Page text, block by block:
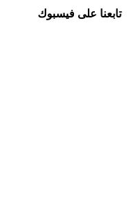
تابعنا على فيسبوك